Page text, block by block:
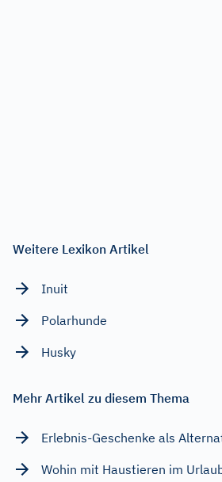
Weitere Lexikon Artikel
Inuit
Polarhunde
Husky
Mehr Artikel zu diesem Thema
Erlebnis-Geschenke als
Wohin mit Haustieren im